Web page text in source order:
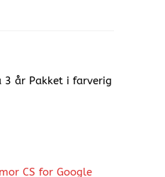
3 år Pakket i farverig